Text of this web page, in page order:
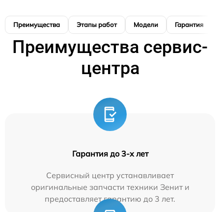
Преимущества Этапы работ Модели Гарантия
Преимущества сервис-
центра
Гарантия до 3-х лет
Сервисный центр устанавливает
оригинальные запчасти техники Зенит и
предоставляет гарантию до 3 лет.